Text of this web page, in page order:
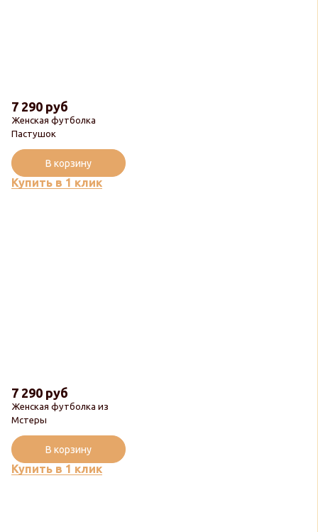
Женская футболка
Пастушок
7 290 руб
Купить в 1 клик
В корзину
Женская футболка из
Мстеры
7 290 руб
Купить в 1 клик
В корзину